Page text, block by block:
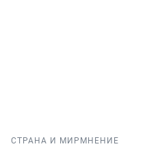
СТРАНА И МИР МНЕНИЕ